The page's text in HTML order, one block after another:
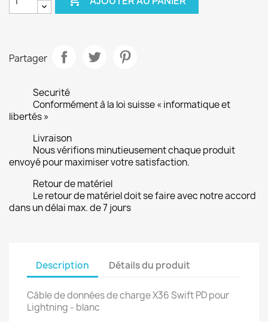
Partager
Securité
Conformément à la loi suisse « informatique et
libertés »
Livraison
Nous vérifions minutieusement chaque produit
envoyé pour maximiser votre satisfaction.
Retour de matériel
Le retour de matériel doit se faire avec notre accord
dans un délai max. de 7 jours
Description Détails du produit
Câble de données de charge X36 Swift PD pour
Lightning - blanc